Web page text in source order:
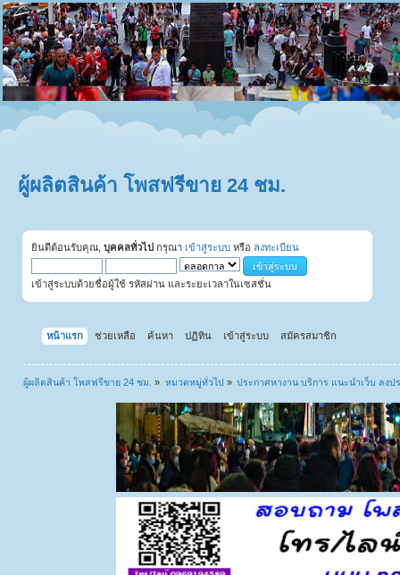
ผู้ผลิตสินค้า โพสฟรีขาย 24 ชม.
ยินดีต้อนรับคุณ, บุคคลทั่วไป กรุณา เข้าสู่ระบบ หรือ ลงทะเบียน
เข้าสู่ระบบด้วยชื่อผู้ใช้ รหัสผ่าน และระยะเวลาในเซสชั่น
หน้าแรก ช่วยเหลือ ค้นหา ปฏิทิน เข้าสู่ระบบ สมัครสมาชิก
ผู้ผลิตสินค้า โพสฟรีขาย 24 ชม. » หมวดหมู่ทั่วไป » ประกาศหางาน บริการ แนะนำเว็บ ลงป